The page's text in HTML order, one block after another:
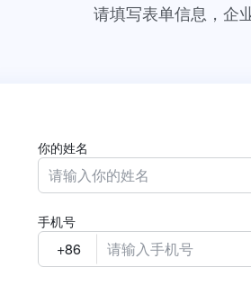
请填写表单信息，企
你的姓名
手机号